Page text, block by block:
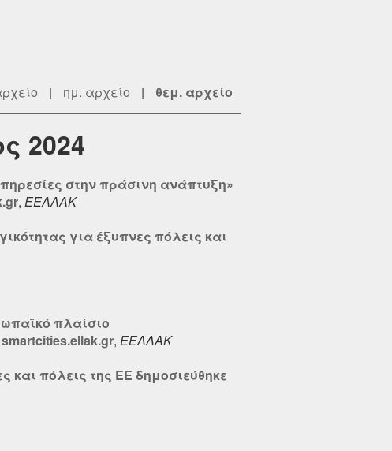
| ημ. αρχείο | θεμ. αρχείο
2024
στην πράσινη ανάπτυξη»
, ΕΕΛΛΑΚ
για έξυπνες πόλεις και
πλαίσιο
, ΕΕΛΛΑΚ
και πόλεις της ΕΕ δημοσιεύθηκε